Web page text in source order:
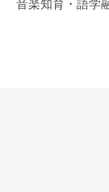
音楽知育・語学